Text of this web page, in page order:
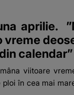
aprilie.
vreme
calendar”
viitoare
ploi în cea mai